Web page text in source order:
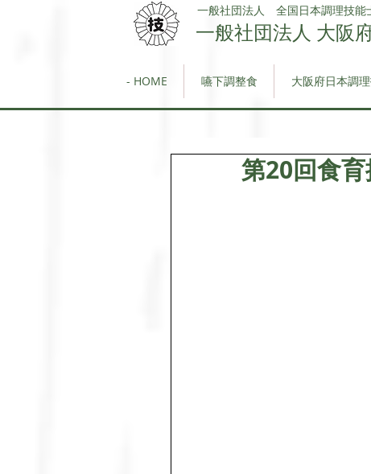
- HOME 嚥下調整食 大阪府日本調
一般社団法人 全国日本調理技能
一般社団法人 大阪
第20回食育